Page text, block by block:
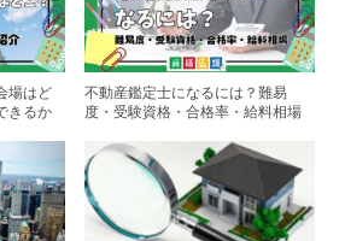
場はど
きるか
不動産鑑定士になるには？難易
度・受験資格・合格率・給料相場